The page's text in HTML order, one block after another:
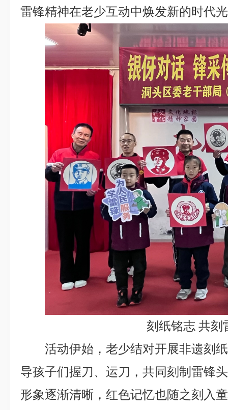
雷锋精神在老少互动中焕发新的时代
刻纸铭志 共刻
活动伊始，老少结对开展非遗刻
导孩子们握刀、运刀，共同刻制雷锋
形象逐渐清晰，红色记忆也随之刻入